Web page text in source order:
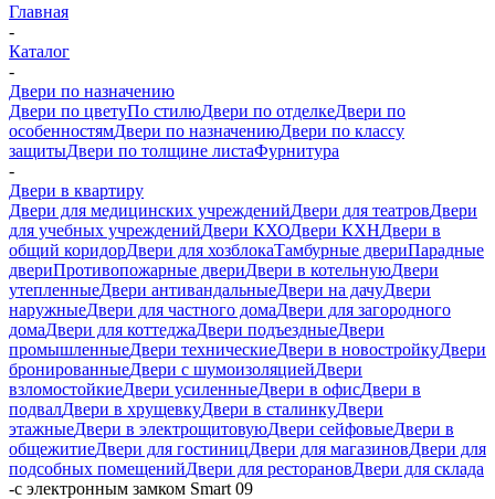
Главная
-
Каталог
-
Двери по назначению
Двери по цветуПо стилюДвери по отделкеДвери по
особенностямДвери по назначениюДвери по классу
защитыДвери по толщине листаФурнитура
-
Двери в квартиру
Двери для медицинских учрежденийДвери для театровДвери
для учебных учрежденийДвери КХОДвери КХНДвери в
общий коридорДвери для хозблокаТамбурные двериПарадные
двериПротивопожарные двериДвери в котельнуюДвери
утепленныеДвери антивандальныеДвери на дачуДвери
наружныеДвери для частного домаДвери для загородного
домаДвери для коттеджаДвери подъездныеДвери
промышленныеДвери техническиеДвери в новостройкуДвери
бронированныеДвери с шумоизоляциейДвери
взломостойкиеДвери усиленныеДвери в офисДвери в
подвалДвери в хрущевкуДвери в сталинкуДвери
этажныеДвери в электрощитовуюДвери сейфовыеДвери в
общежитиеДвери для гостиницДвери для магазиновДвери для
подсобных помещенийДвери для ресторановДвери для склада
-с электронным замком Smart 09